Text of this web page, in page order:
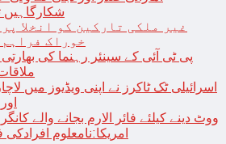
شکارگاہیں
غیر ملکی تارکین کو انخلا
خوراک
پی ٹی آئی کے سینئر رہنما کی
اسرائیلی ٹک ٹاکرز نے اپنی ویڈیوز میں
ووٹ دینے کیلئے فائر الارم بجانے والے
امریکا:نامعلوم افرادکی